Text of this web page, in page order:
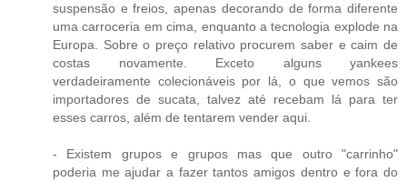
suspensão e freios, apenas decorando de forma diferente
uma carroceria em cima, enquanto a tecnologia explode na
Europa. Sobre o preço relativo procurem saber e caim de
costas novamente. Exceto alguns yankees
verdadeiramente colecionáveis por lá, o que vemos são
importadores de sucata, talvez até recebam lá para ter
esses carros, além de tentarem vender aqui.
- Existem grupos e grupos mas que outro "carrinho"
poderia me ajudar a fazer tantos amigos dentro e fora do